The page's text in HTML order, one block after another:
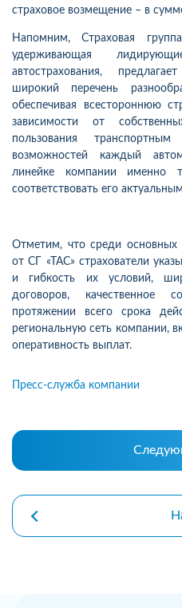
страховое возмещение – в
Напомним, Страховая
удерживающая
автострахования,
широкий перечень
обеспечивая всестороннюю
зависимости от
пользования
возможностей каждый
линейке компании именно
соответствовать его
Отметим, что среди основных
от СГ «ТАС» страхователи
и гибкость их условий,
договоров, качественное
протяжении всего срока
региональную сеть компании,
оперативность выплат.
Пресс-служба компании